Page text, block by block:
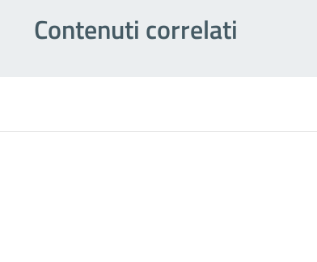
Contenuti correlati